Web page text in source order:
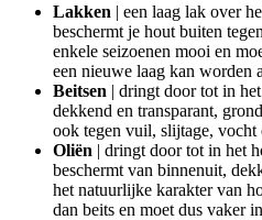
Lakken | een laag lak over
beschermt je hout buiten
enkele seizoenen mooi en
een nieuwe laag kan worden
Beitsen | dringt door tot in
dekkend en transparant,
ook tegen vuil, slijtage, vocht
Oliën | dringt door tot in het
beschermt van binnenuit,
het natuurlijke karakter van
dan beits en moet dus vaker